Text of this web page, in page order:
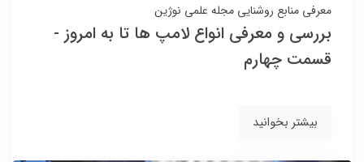
معرفی منابع روشنایی مجله علمی نوژین
بررسی و معرفی انواع لامپ ها تا به امروز -
قسمت چهارم
بیشتر بخوانید